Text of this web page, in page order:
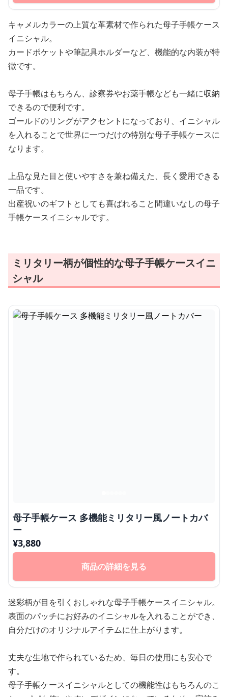
キャメルカラーの上質な革素材で作られた母子手帳ケース
イニシャル。
カードポケットや筆記具ホルダーなど、機能的な内装が特
徴です。
母子手帳はもちろん、診察券やお薬手帳なども一緒に収納
できるので便利です。
ゴールドのリングがアクセントになっており、イニシャル
を入れることで世界に一つだけの特別な母子手帳ケースに
なります。
上品な見た目と使いやすさを兼ね備えた、長く愛用できる
一品です。
出産祝いのギフトとしても喜ばれること間違いなしの母子
手帳ケースイニシャルです。
ミリタリー柄が個性的な母子手帳ケースイニ
シャル
母子手帳ケース 多機能ミリタリー風ノートカバ
ー
¥3,880
商品の詳細を見る
迷彩柄が目を引くおしゃれな母子手帳ケースイニシャル。
表面のパッチにお好みのイニシャルを入れることができ、
自分だけのオリジナルアイテムに仕上がります。
丈夫な生地で作られているため、毎日の使用にも安心で
す。
母子手帳ケースイニシャルとしての機能性はもちろんのこ